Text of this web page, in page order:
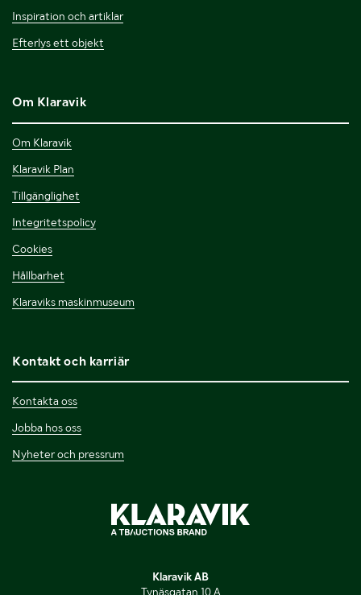
Inspiration och artiklar
Efterlys ett objekt
Om Klaravik
Om Klaravik
Klaravik Plan
Tillgänglighet
Integritetspolicy
Cookies
Hållbarhet
Klaraviks maskinmuseum
Kontakt och karriär
Kontakta oss
Jobba hos oss
Nyheter och pressrum
Klaravik AB
Tynäsgatan 10 A